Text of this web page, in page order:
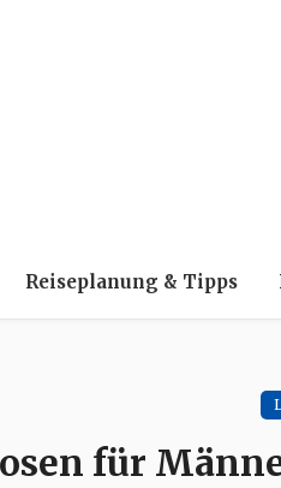
Reiseplanung & Tipps
für